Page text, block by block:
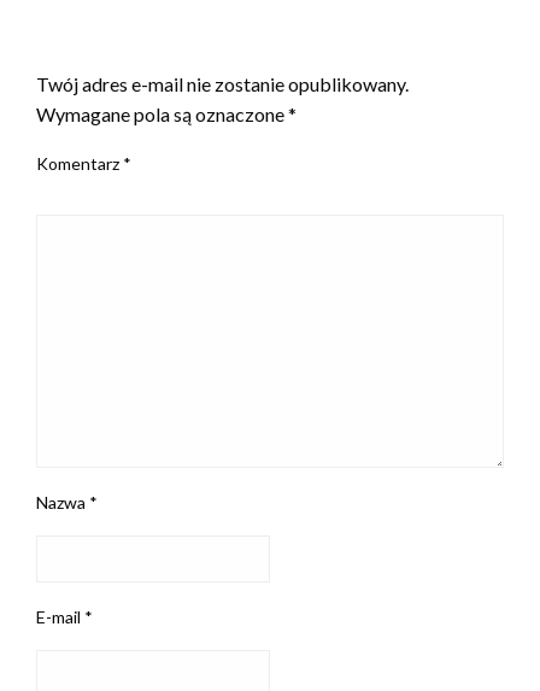
Twój adres e-mail nie zostanie opublikowany.
Wymagane pola są oznaczone*
Komentarz *
Nazwa *
E-mail *